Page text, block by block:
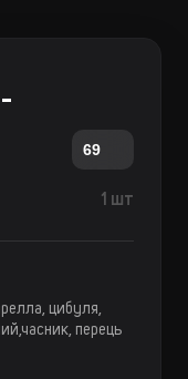
69
1 шт
цибуля,
перець